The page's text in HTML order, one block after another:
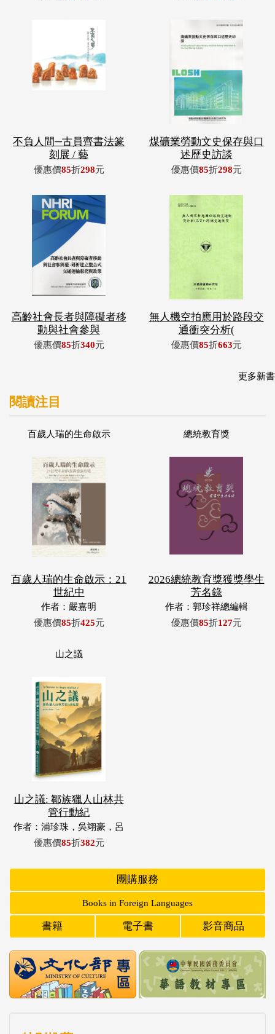
不負人間─古員齊書法篆
刻展 / 藝
優惠價85折298元
煤礦業勞動文史保存與口
述歷史訪談
優惠價85折298元
高齡社會長者與障礙者移
動與社會參與
優惠價85折340元
無人機空拍應用於路段交
通衝突分析(
優惠價85折663元
更多新書
閱讀注目
百歲人瑞的生命啟示
百歲人瑞的生命啟示：21
世紀中
作者：嚴嘉明
優惠價85折425元
總統教育獎
2026總統教育獎獲獎學生
芳名錄
作者：郭珍祥總編輯
優惠價85折127元
山之議
山之議: 鄒族獵人山林共
管行動紀
作者：浦珍珠，吳翊豪，呂
翊齊，張惠東，許玉青，王
優惠價85折382元
團購服務
Books in Foreign Languages
書籍 電子書 影音商品